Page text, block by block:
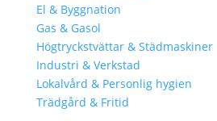
El & Byggnation
Gas & Gasol
Högtryckstvättar & Städmaskiner
Industri & Verkstad
Lokalvård & Personlig hygien
Trädgård & Fritid